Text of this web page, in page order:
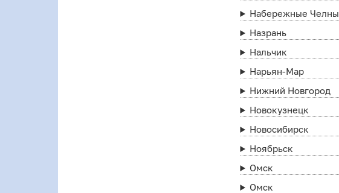
Набережные Челны
Назрань
Нальчик
Нарьян-Мар
Нижний Новгород
Новокузнецк
Новосибирск
Ноябрьск
Омск
Омск